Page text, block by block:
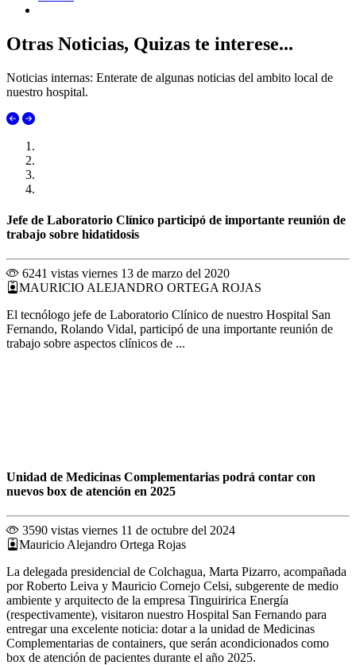
Otras Noticias, Quizas te interese...
Noticias internas: Enterate de algunas noticias del ambito local de
nuestro hospital.
Jefe de Laboratorio Clínico participó de importante reunión de
trabajo sobre hidatidosis
6241 vistas viernes 13 de marzo del 2020
MAURICIO ALEJANDRO ORTEGA ROJAS
El tecnólogo jefe de Laboratorio Clínico de nuestro Hospital San
Fernando, Rolando Vidal, participó de una importante reunión de
trabajo sobre aspectos clínicos de ...
Unidad de Medicinas Complementarias podrá contar con
nuevos box de atención en 2025
3590 vistas viernes 11 de octubre del 2024
Mauricio Alejandro Ortega Rojas
La delegada presidencial de Colchagua, Marta Pizarro, acompañada
por Roberto Leiva y Mauricio Cornejo Celsi, subgerente de medio
ambiente y arquitecto de la empresa Tinguiririca Energía
(respectivamente), visitaron nuestro Hospital San Fernando para
entregar una excelente noticia: dotar a la unidad de Medicinas
Complementarias de containers, que serán acondicionados como
box de atención de pacientes durante el año 2025.